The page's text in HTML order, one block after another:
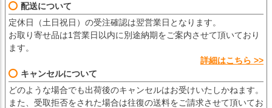
配送について
定休日（土日祝日）の受注確認は翌営業日となります。
お取り寄せ品は1営業日以内に別途納期をご案内させて頂いており
ます。
詳細はこちら >>
キャンセルについて
どのような場合でも出荷後のキャンセルはお受けいたしかねます。
また、受取拒否をされた場合は往復の送料をご請求させて頂いてお